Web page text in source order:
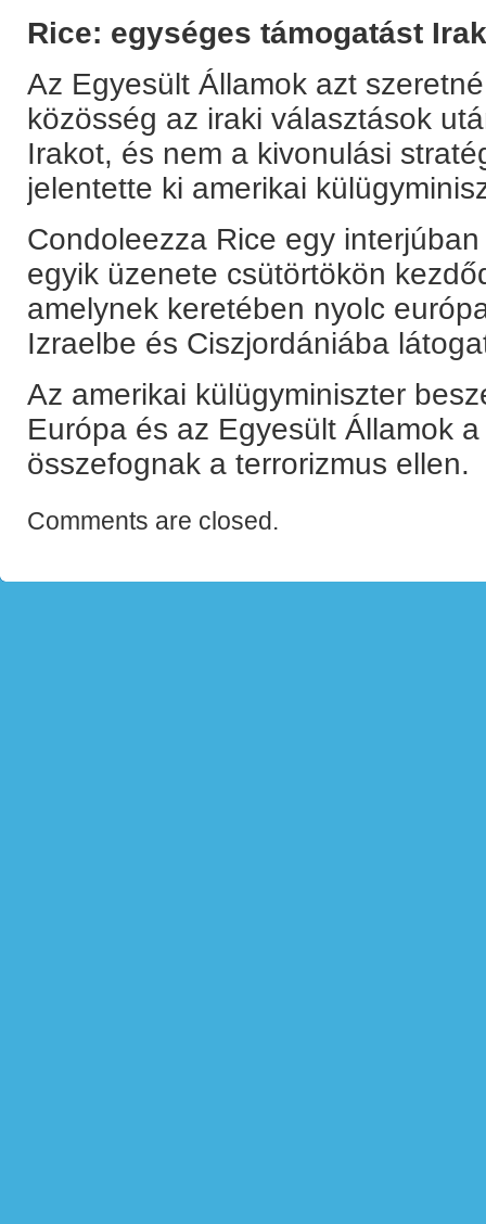
Rice: egységes támogatást
Az Egyesült Államok azt
közösség az iraki választások
Irakot, és nem a kivonulási
jelentette ki amerikai
Condoleezza Rice egy
egyik üzenete csütörtökön
amelynek keretében nyolc
Izraelbe és Ciszjordániába
Az amerikai külügyminiszter
Európa és az Egyesült Államok
összefognak a terrorizmus ellen.
Comments are closed.